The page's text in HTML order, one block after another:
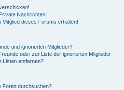
Nachrichten!
Mitglied dieses Forums erhalten!
und ignorierten Mitglieder?
oder zur Liste der ignorierten Mitglieder
Listen entfernen?
Foren durchsuchen?